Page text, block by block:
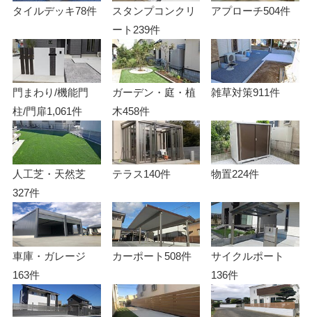
タイルデッキ78件
スタンプコンクリ
ート239件
アプローチ504件
門まわり/機能門
柱/門扉1,061件
ガーデン・庭・植
木458件
雑草対策911件
人工芝・天然芝
327件
テラス140件 物置224件
車庫・ガレージ
163件
カーポート508件
サイクルポート
136件